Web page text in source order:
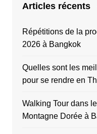
Articles récents
Répétitions de la
2026 à Bangkok
Quelles sont les
pour se rendre en
Walking Tour dans
Montagne Dorée à